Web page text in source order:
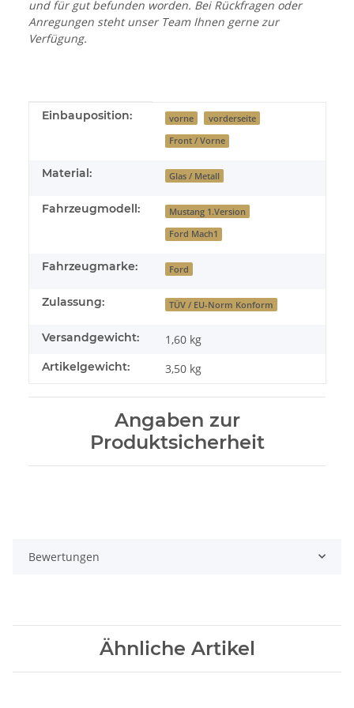
und für gut befunden worden. Bei Rückfragen oder
Anregungen steht unser Team Ihnen gerne zur
Verfügung.
Produkteigenschaft
Wert
Einbauposition: vorne vorderseite
Front / Vorne
Material: Glas / Metall
Fahrzeugmodell: Mustang 1.Version
Ford Mach1
Fahrzeugmarke: Ford
Zulassung: TÜV / EU-Norm Konform
Versandgewicht: 1,60 kg
Artikelgewicht: 3,50 kg
Angaben zur
Produktsicherheit
Bewertungen
Ähnliche Artikel